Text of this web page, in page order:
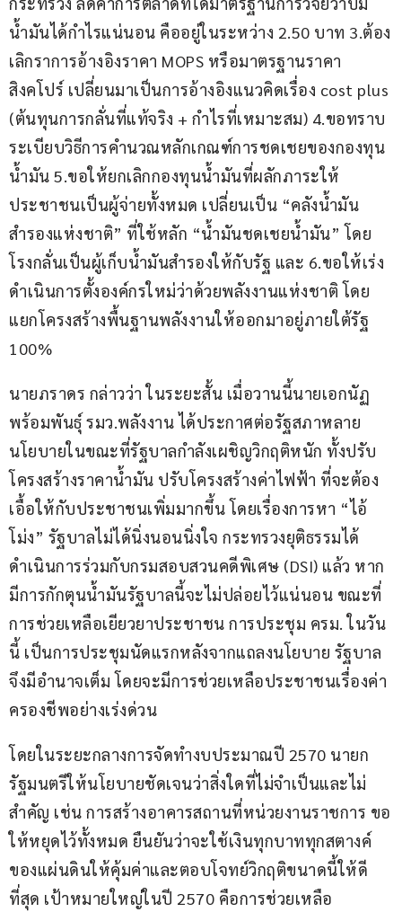
น้ำมันได้กำไรแน่นอน คืออยู่ในระหว่าง 2.50 บาท 3.ต้อง
เลิกราการอ้างอิงราคา MOPS หรือมาตรฐานราคา
สิงคโปร์ เปลี่ยนมาเป็นการอ้างอิงแนวคิดเรื่อง cost plus
(ต้นทุนการกลั่นที่แท้จริง + กำไรที่เหมาะสม) 4.ขอทราบ
ระเบียบวิธีการคำนวณหลักเกณฑ์การชดเชยของกองทุน
น้ำมัน 5.ขอให้ยกเลิกกองทุนน้ำมันที่ผลักภาระให้
ประชาชนเป็นผู้จ่ายทั้งหมด เปลี่ยนเป็น “คลังน้ำมัน
สำรองแห่งชาติ” ที่ใช้หลัก “น้ำมันชดเชยน้ำมัน” โดย
โรงกลั่นเป็นผู้เก็บน้ำมันสำรองให้กับรัฐ และ 6.ขอให้เร่ง
ดำเนินการตั้งองค์กรใหม่ว่าด้วยพลังงานแห่งชาติ โดย
แยกโครงสร้างพื้นฐานพลังงานให้ออกมาอยู่ภายใต้รัฐ
100%
นายภราดร กล่าวว่า ในระยะสั้น เมื่อวานนี้นายเอกนัฏ
พร้อมพันธุ์ รมว.พลังงาน ได้ประกาศต่อรัฐสภาหลาย
นโยบายในขณะที่รัฐบาลกำลังเผชิญวิกฤติหนัก ทั้งปรับ
โครงสร้างราคาน้ำมัน ปรับโครงสร้างค่าไฟฟ้า ที่จะต้อง
เอื้อให้กับประชาชนเพิ่มมากขึ้น โดยเรื่องการหา “ไอ้
โม่ง” รัฐบาลไม่ได้นิ่งนอนนิ่งใจ กระทรวงยุติธรรมได้
ดำเนินการร่วมกับกรมสอบสวนคดีพิเศษ (DSI) แล้ว หาก
มีการกักตุนน้ำมันรัฐบาลนี้จะไม่ปล่อยไว้แน่นอน ขณะที่
การช่วยเหลือเยียวยาประชาชน การประชุม ครม. ในวัน
นี้ เป็นการประชุมนัดแรกหลังจากแถลงนโยบาย รัฐบาล
จึงมีอำนาจเต็ม โดยจะมีการช่วยเหลือประชาชนเรื่องค่า
ครองชีพอย่างเร่งด่วน
โดยในระยะกลางการจัดทำงบประมาณปี 2570 นายก
รัฐมนตรีให้นโยบายชัดเจนว่าสิ่งใดที่ไม่จำเป็นและไม่
สำคัญ เช่น การสร้างอาคารสถานที่หน่วยงานราชการ ขอ
ให้หยุดไว้ทั้งหมด ยืนยันว่าจะใช้เงินทุกบาททุกสตางค์
ของแผ่นดินให้คุ้มค่าและตอบโจทย์วิกฤติขนาดนี้ให้ดี
ที่สุด เป้าหมายใหญ่ในปี 2570 คือการช่วยเหลือ